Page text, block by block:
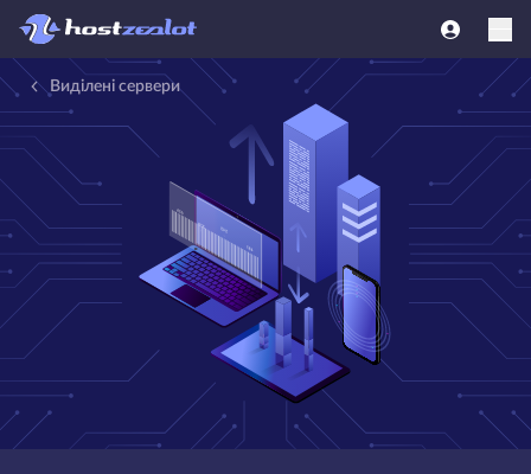
Виділені сервери